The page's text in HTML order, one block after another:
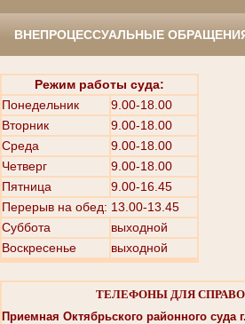
ВНЕПРОЦЕССУАЛЬНЫЕ
Режим работы суда:
Понедельник
9.00-18.00
Вторник
9.00-18.00
Среда
9.00-18.00
Четверг
9.00-18.00
Пятница
9.00-16.45
Перерыв на обед: 13.00-13.45
Суббота
выходной
Воскресенье
выходной
ТЕЛЕФОНЫ ДЛЯ
Приемная Октябрьского районного суда